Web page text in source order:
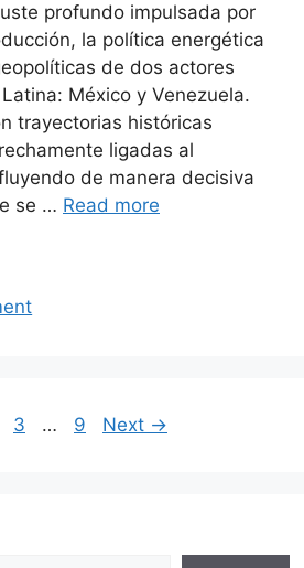
profundo impulsada por
la política energética
de dos actores
México y Venezuela.
trayectorias históricas
ligadas al
de manera decisiva
se … Read more
Page
3 … Page
9 Next →